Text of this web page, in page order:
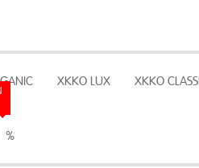
XKKO LUX XKKO
%